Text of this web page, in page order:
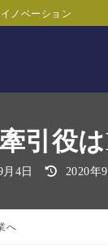
ノベーション
引役
4日
最
2020年
へ